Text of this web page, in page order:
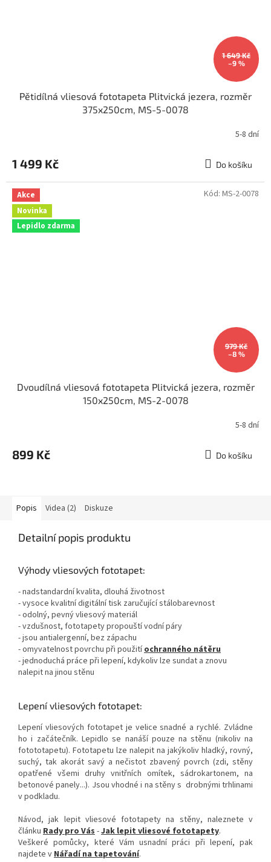
1 649 Kč
–9 %
Pětidílná vliesová fototapeta Plitvická jezera, rozměr
375x250cm, MS-5-0078
produktu
je
5,0
5
hvězdiček.
5-8 dní
1 499 Kč Do košíku
Akce
Novinka
Lepidlo zdarma
979 Kč
–8 %
Dvoudílná vliesová fototapeta Plitvická jezera, rozměr
150x250cm, MS-2-0078
5-8 dní
899 Kč Do košíku
Kód: MS-2-0078
Popis Videa (2) Diskuze
Detailní popis produktu
Výhody vliesových fototapet:
- nadstandardní kvalita, dlouhá životnost
- vysoce kvalitní digitální tisk zaručující stálobarevnost
- odolný, pevný vliesový materiál
- vzdušnost, fototapety propouští vodní páry
- jsou antialergenní, bez zápachu
- omyvatelnost povrchu při použitíochranného nátěru
- jednoduchá práce při lepení, kdykoliv lze sundat a znovu
nalepit na jinou stěnu
Lepení vliesových fototapet:
Lepení vliesových fototapet je velice snadné a rychlé. Zvládne
ho i začátečník. Lepidlo se nanáší pouze na stěnu (nikoliv na
fotototapetu). Fototapetu lze nalepit na jakýkoliv hladký, rovný,
suchý, tak akorát savý a nečistot zbavený povrch (zdi, stěny
opatřené všemi druhy vnitřních omítek, sádrokartonem, na
betonové panely...). Jsou vhodné i na stěny s drobnými trhlinami
v podkladu.
Návod, jak lepit vliesové fototapety na stěny, naleznete v
článku Rady pro Vás-Jak lepit vliesové fototapety.
Veškeré pomůcky, které Vám usnadní práci při lepení, pak
najdete vNářadí na tapetování.